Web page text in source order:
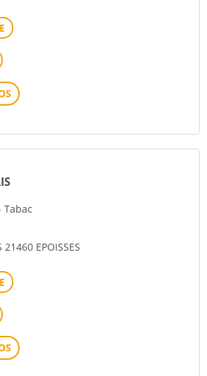
Tabac
21460 EPOISSES